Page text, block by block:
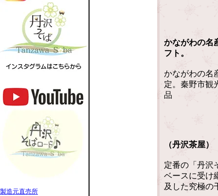
製造元直売所
かながわの名
フト。
かながわの名
定。秦野市観
品
（丹沢茶屋）
定番の「丹沢
ベースに受け
及した究極の